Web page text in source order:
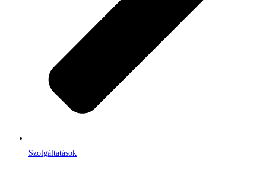
Szolgáltatások